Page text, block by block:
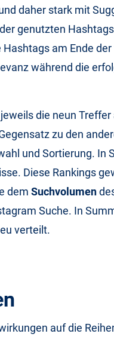
daher stark mit
genutzten
am Ende
während die
die neun Treffer
zu den
und Sortierung. In
Diese Rankings
dem Suchvolumen
Suche. In
verteilt.
auf die